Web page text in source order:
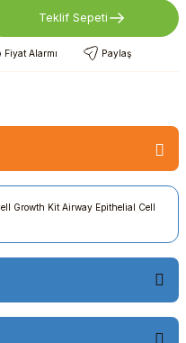
Teklif Sepeti
Fiyat Alarmı Paylaş
Growth Kit Airway Epithelial Cell